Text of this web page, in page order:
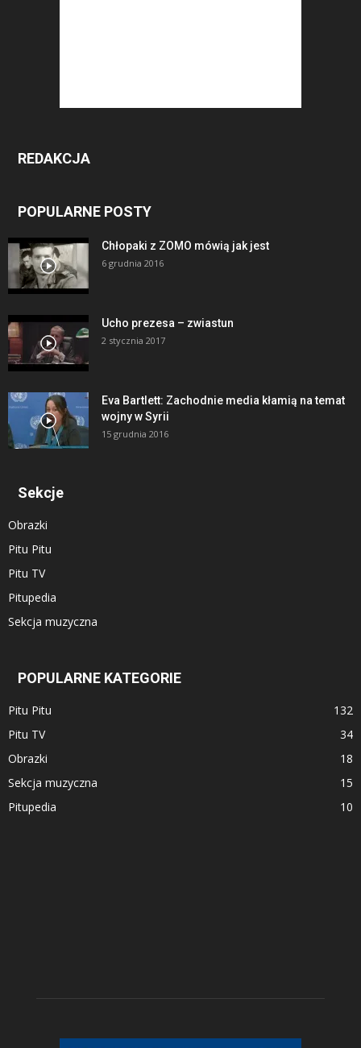
REDAKCJA
POPULARNE POSTY
Chłopaki z ZOMO mówią jak jest
6 grudnia 2016
Ucho prezesa – zwiastun
2 stycznia 2017
Eva Bartlett: Zachodnie media kłamią na temat
wojny w Syrii
15 grudnia 2016
Sekcje
Obrazki
Pitu Pitu
Pitu TV
Pitupedia
Sekcja muzyczna
POPULARNE KATEGORIE
Pitu Pitu
132
Pitu TV
34
Obrazki
18
Sekcja muzyczna
15
Pitupedia
10